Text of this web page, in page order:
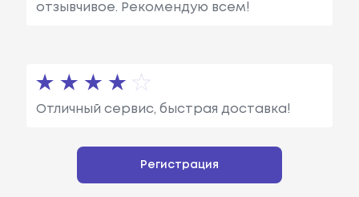
отзывчивое. Рекомендую всем!
Отличный сервис, быстрая доставка!
Регистрация